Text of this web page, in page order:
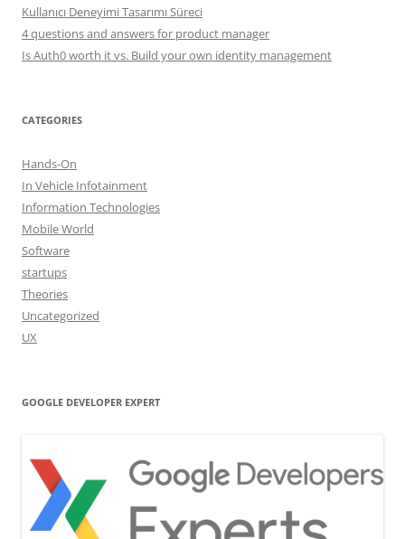
Kullanıcı Deneyimi Tasarımı Süreci
4 questions and answers for product manager
Is Auth0 worth it vs. Build your own identity management
CATEGORIES
Hands-On
In Vehicle Infotainment
Information Technologies
Mobile World
Software
startups
Theories
Uncategorized
UX
GOOGLE DEVELOPER EXPERT